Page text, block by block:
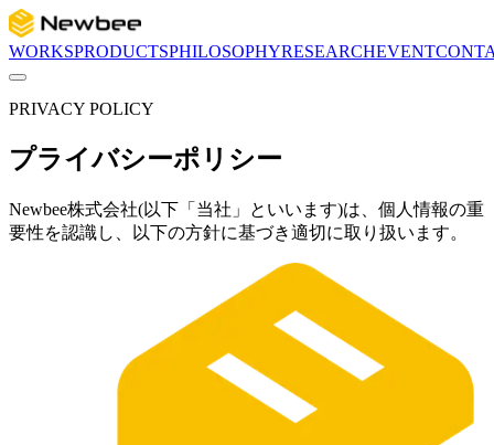
WORKSPRODUCTSPHILOSOPHYRESEARCHEVENT
PRIVACY POLICY
プライバシーポリシー
Newbee株式会社(以下「当社」といいます)は、個人情報の重
要性を認識し、以下の方針に基づき適切に取り扱います。